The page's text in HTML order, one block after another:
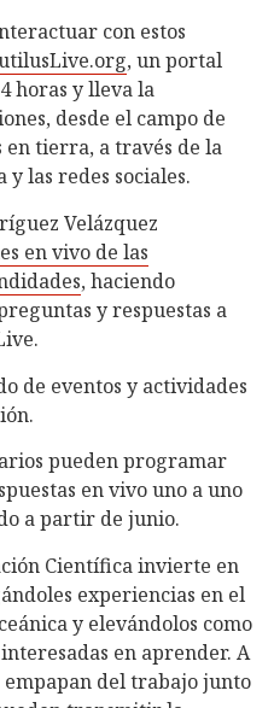
con estos
, un portal
horas y lleva la
desde el campo de
tierra, a través de la
las redes sociales.
Velázquez
en vivo de las
, haciendo
y respuestas a
de eventos y actividades
pueden programar
en vivo uno a uno
a partir de junio.
Científica invierte en
experiencias en el
y elevándolos como
en aprender. A
del trabajo junto